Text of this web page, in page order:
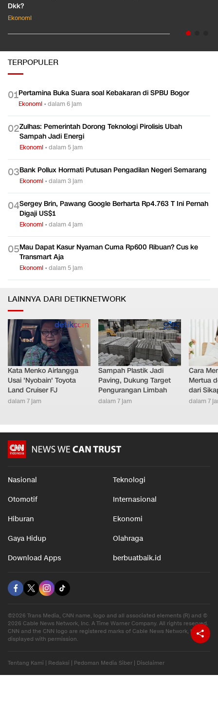
Dkk?
Ekonomi
TERPOPULER
01Pertamina Buka Suara soal Kebakaran di SPBU Bogor
Ekonomi •dalam 6 jam
02Zulhas: Pemerintah Dorong Teknologi Pirolisis Ubah
Sampah Jadi Energi
Ekonomi •dalam 5 jam
03Bank Pollux Hormati Putusan Pengadilan Negeri Semarang
Ekonomi •dalam 3 jam
04Sergey Brin, Pawang Google Berharta Rp4.763 T Ini Pernah
Digaji US$1
Ekonomi •dalam 4 jam
05Mau Dapat Kasur Nyaman Cuma Rp600 Ribuan? Cus ke
Transmart Aja
Ekonomi •dalam 5 jam
LAINNYA DARI DETIKNETWORK
Kata Menko Airlangga
Usai 'Nyobain' Toyota
Land Cruiser FJ
dalam 7 jam
Sampah Plastik Jadi
Paving, Dukung Target
Pengurangan Limbah
dalam 7 jam
Cara
Mertua
dari
dalam 7
Nasional Teknologi
Otomotif Internasional
Hiburan Ekonomi
Gaya Hidup Olahraga
Download Apps berbuatbaik.id
©2026 Trans Media, CNN name, logo and all associated elements (R) and ©
2026 Cable News Network, Inc. A Time Warner Company. All rights reserved.
CNN and the CNN logo are registered marks of Cable News Network, Inc.,
displayed with permission.
Tentang Kami Redaksi Pedoman Media Siber Disclaimer